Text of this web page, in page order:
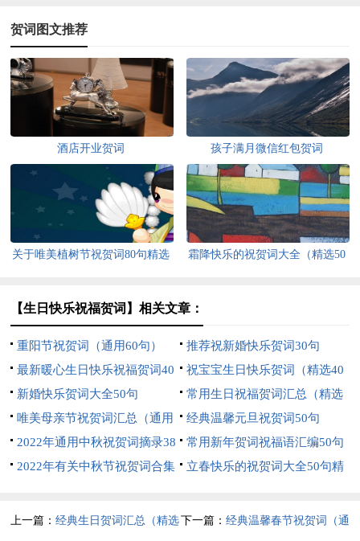
贺词图文推荐
酒店开业贺词 孩子满月微信红包贺词
关于唯美植树节祝贺词80句精选
霜降快乐的祝贺词大全（精选50
【生日快乐祝福贺词】相关文章：
重阳节祝贺词（通用60句）
推荐祝新婚快乐贺词30句
最新暖心生日快乐祝福贺词40
句
祝宝宝生日快乐贺词（精选40
句）
新婚快乐贺词大全50句
常用生日祝福贺词汇总（精选
200句）
唯美母亲节祝贺词汇总（通用
50句）
经典温馨元旦祝贺词50句
2022年通用中秋祝贺词摘录38
条
常用新年贺词祝福语汇编50句
2022年有关中秋节祝贺词合集
立春快乐的祝贺词大全50句精
上一篇：经典生日贺词汇总（精选下一篇： 经典温馨春节祝贺词（通